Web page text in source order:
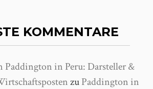
KOMMENTARE
Paddington in Peru: Darsteller &
zuPaddington in